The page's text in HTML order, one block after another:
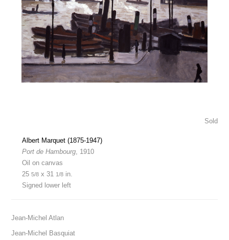
Sold
Albert Marquet (1875-1947)
Port de Hambourg, 1910
Oil on canvas
25 5/8x 31 1/8in.
Signed lower left
Jean-Michel Atlan
Jean-Michel Basquiat